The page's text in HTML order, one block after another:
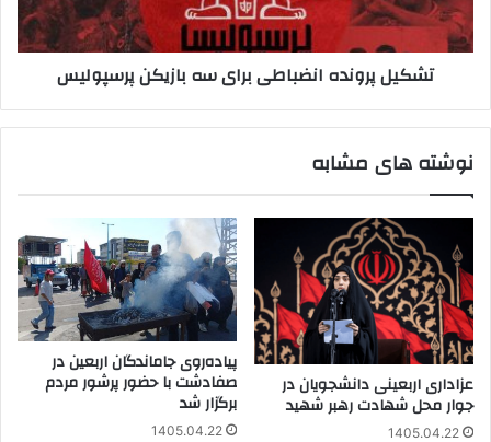
پرسپولیس
تشکیل پرونده انضباطی برای سه بازیکن پرسپولیس
نوشته های مشابه
عزاداری اربعینی دانشجویان در
جوار محل شهادت رهبر شهید
1405.04.22
پیاده‌روی جاماندگان اربعین در
صفادشت با حضور پرشور مردم
برگزار شد
1405.04.22